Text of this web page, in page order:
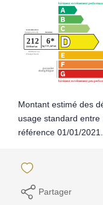
Montant estimé des
usage standard
référence 01/01/2021.
Partager